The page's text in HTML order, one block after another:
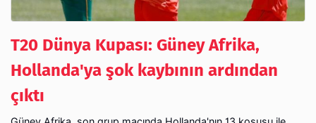
T20 Dünya Kupası: Güney Afrika,
Hollanda'ya şok kaybının ardından
çıktı